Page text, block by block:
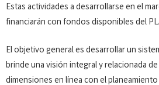
Estas actividades a desarrollarse en el
financiarán con fondos disponibles del
El objetivo general es desarrollar un
brinde una visión integral y relacionada
dimensiones en línea con el